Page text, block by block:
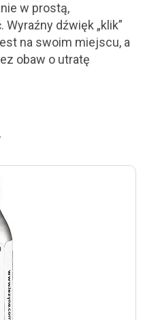
w prostą,
dźwięk „klik”
na swoim miejscu, a
obaw o utratę